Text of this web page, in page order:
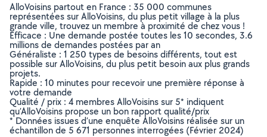
AlloVoisins partout en France : 35 000 communes
représentées sur AlloVoisins, du plus petit village à la plus
grande ville, trouvez un membre à proximité de chez vous !
Efficace : Une demande postée toutes les 10 secondes, 3.6
millions de demandes postées par an
Généraliste : 1 250 types de besoins différents, tout est
possible sur AlloVoisins, du plus petit besoin aux plus grands
projets.
Rapide : 10 minutes pour recevoir une première réponse à
votre demande
Qualité / prix : 4 membres AlloVoisins sur 5* indiquent
qu’AlloVoisins propose un bon rapport qualité/prix
* Données issues d’une enquête AlloVoisins réalisée sur un
échantillon de 5 671 personnes interrogées (Février 2024)